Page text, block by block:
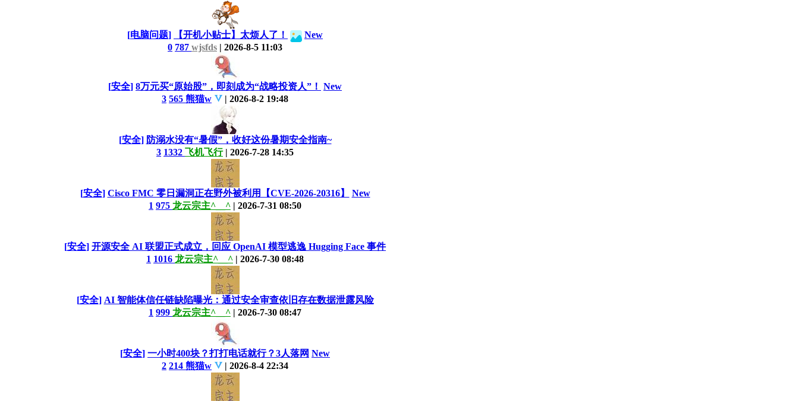
[电脑问题] 【开机小贴士】太烦人了！
New
0 787 wjsfds | 2026-8-5 11:03
[安全] 8万元买“原始股”，即刻成为“战略投资人”！ New
3 565 熊猫w | 2026-8-2 19:48
[安全] 防溺水没有“暑假”，收好这份暑期安全指南~
3 1332 飞机飞行 | 2026-7-28 14:35
[安全] Cisco FMC 零日漏洞正在野外被利用【CVE-2026-20316】
New
1 975 龙云宗主^__^ | 2026-7-31 08:50
[安全] 开源安全 AI 联盟正式成立，回应 OpenAI 模型逃逸 Hugging Face 事件
1 1016 龙云宗主^__^ | 2026-7-30 08:48
[安全] AI 智能体信任链缺陷曝光：通过安全审查依旧存在数据泄露风险
1 999 龙云宗主^__^ | 2026-7-30 08:47
[安全] 一小时400块？打打电话就行？3人落网 New
2 214 熊猫w | 2026-8-4 22:34